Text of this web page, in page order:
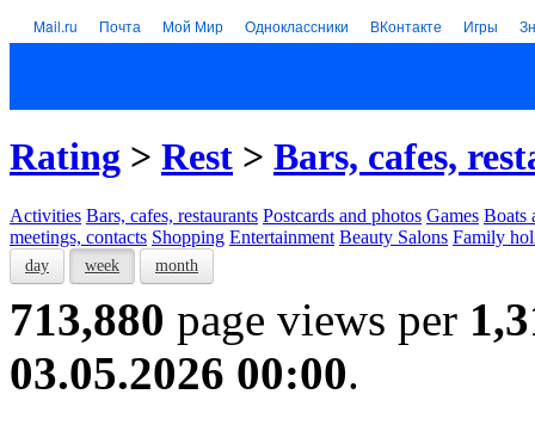
Mail.ru Почта Мой Мир Одноклассники ВКонтакте Игры
Rating > Rest > Bars, cafes,
Activities Bars, cafes, restaurants Postcards and photos Games Boats
meetings, contacts Shopping Entertainment Beauty Salons Family
day week month
713,880 page views per
03.05.2026 00:00.